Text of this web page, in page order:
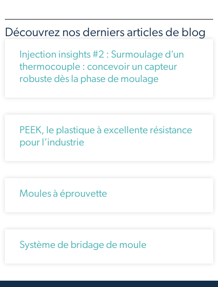
Découvrez nos derniers articles de blog
Injection insights #2 : Surmoulage d’un
thermocouple : concevoir un capteur
robuste dès la phase de moulage
PEEK, le plastique à excellente résistance
pour l’industrie
Moules à éprouvette
Système de bridage de moule